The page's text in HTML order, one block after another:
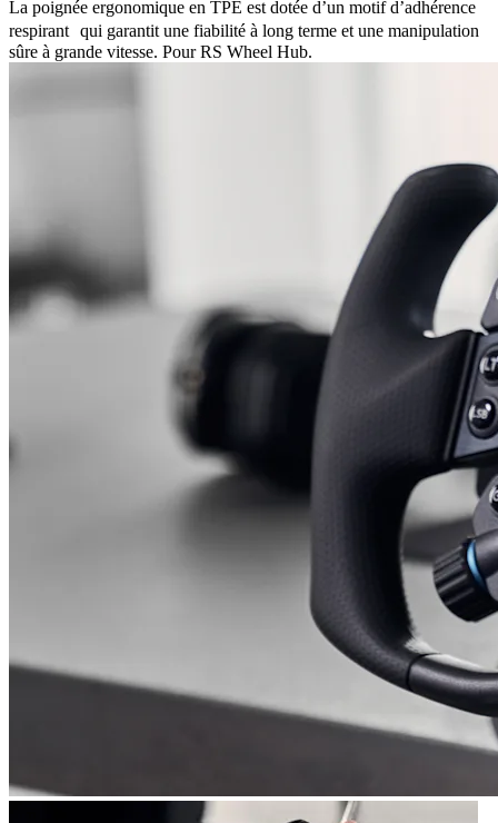
La poignée ergonomique en TPE est dotée d’un motif d’adhérence
respirant qui garantit une fiabilité à long terme et une manipulation
sûre à grande vitesse. Pour RS Wheel Hub.